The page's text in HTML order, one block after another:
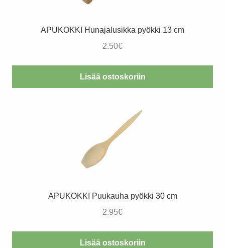
APUKOKKI Hunajalusikka pyökki 13 cm
2.50€
Lisää ostoskoriin
APUKOKKI Puukauha pyökki 30 cm
2.95€
Lisää ostoskoriin